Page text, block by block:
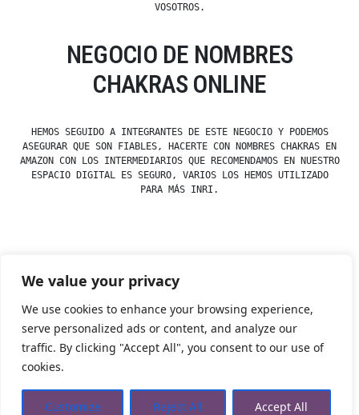
We value your privacy
We use cookies to enhance your browsing experience,
serve personalized ads or content, and analyze our
traffic. By clicking "Accept All", you consent to our use of
cookies.
Customize Reject All Accept All
VOSOTROS.
NEGOCIO DE NOMBRES
CHAKRAS ONLINE
HEMOS SEGUIDO A INTEGRANTES DE ESTE NEGOCIO Y PODEMOS
ASEGURAR QUE SON FIABLES, HACERTE CON NOMBRES CHAKRAS EN
AMAZON CON LOS INTERMEDIARIOS QUE RECOMENDAMOS EN NUESTRO
ESPACIO DIGITAL ES SEGURO, VARIOS LOS HEMOS UTILIZADO
PARA MÁS INRI.
by
Posted
Nombres
Tienda Esotérica Online – Librería Esotérica,Proudly
powered by WordPress.
Privacidad
Aviso Legal Cookies Web